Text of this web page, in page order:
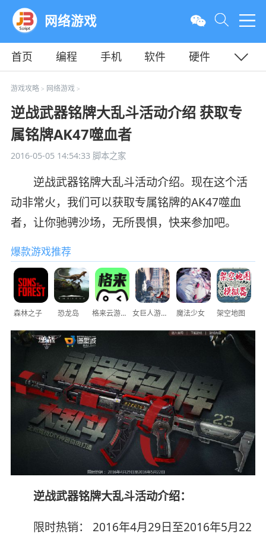
网络游戏
首页 编程 手机 软件
硬件
教程
平面
游戏攻略> 网络游戏>
逆战武器铭牌大乱斗活动介绍 获取专
属铭牌AK47噬血者
2016-05-05 14:54:33脚本之家
逆战武器铭牌大乱斗活动介绍。现在这个活
动非常火，我们可以获取专属铭牌的AK47噬血
者，让你驰骋沙场，无所畏惧，快来参加吧。
爆款游戏推荐
森林之子 恐龙岛 格来云游戏 女巨人游乐场 魔法少女 架空地图
逆战武器铭牌大乱斗活动介绍：
限时热销： 2016年4月29日至2016年5月22